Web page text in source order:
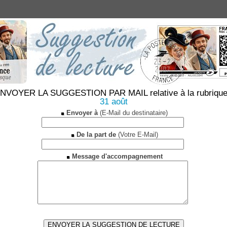
LA SUGGESTION PAR MAIL relative à la
31 août
Envoyer à(E-Mail du destinataire)
De la part de(Votre E-Mail)
Message d'accompagnement